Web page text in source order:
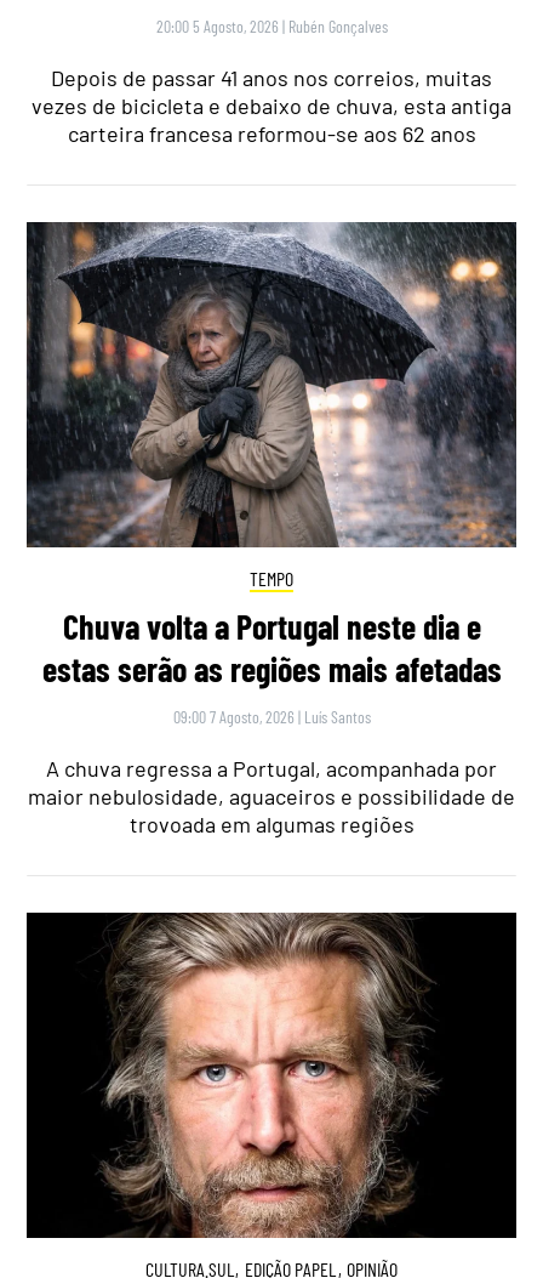
20:00 5 Agosto, 2026 | Rubén Gonçalves
Depois de passar 41 anos nos correios, muitas
vezes de bicicleta e debaixo de chuva, esta antiga
carteira francesa reformou-se aos 62 anos
TEMPO
Chuva volta a Portugal neste dia e
estas serão as regiões mais afetadas
09:00 7 Agosto, 2026 | Luís Santos
A chuva regressa a Portugal, acompanhada por
maior nebulosidade, aguaceiros e possibilidade de
trovoada em algumas regiões
CULTURA.SUL , EDIÇÃO PAPEL , OPINIÃO